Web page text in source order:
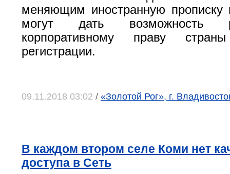
меняющим иностранную прописку
могут дать возможность
корпоративному праву
регистрации.
09.11.2018 03:02 / «Золотой Рог», г.
В каждом втором селе Коми нет
доступа в Сеть